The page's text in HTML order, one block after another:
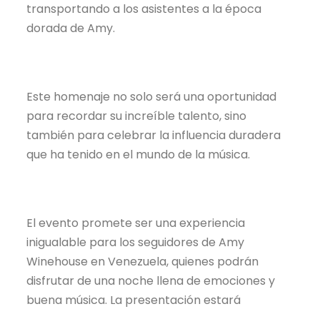
transportando a los asistentes a la época
dorada de Amy.
Este homenaje no solo será una oportunidad
para recordar su increíble talento, sino
también para celebrar la influencia duradera
que ha tenido en el mundo de la música.
El evento promete ser una experiencia
inigualable para los seguidores de Amy
Winehouse en Venezuela, quienes podrán
disfrutar de una noche llena de emociones y
buena música. La presentación estará